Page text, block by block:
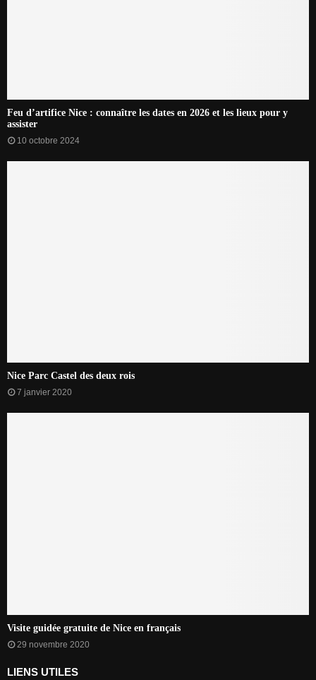
Feu d’artifice Nice : connaître les dates en 2026 et les lieux pour y
assister
10 octobre 2024
Nice Parc Castel des deux rois
7 janvier 2020
Visite guidée gratuite de Nice en français
29 novembre 2020
LIENS UTILES